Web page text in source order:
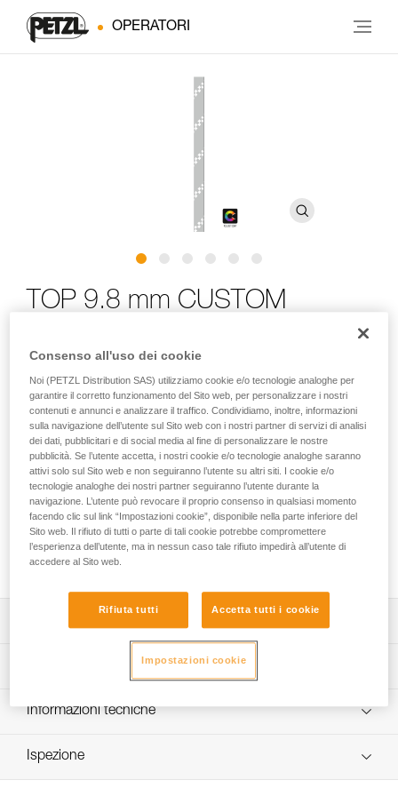
OPERATORI
TOP 9.8 mm CUSTOM
Corda semistatica con diametro da 9,8 mm per
La corda semistatica TOP 9.8 mm CUSTOM è progettata per
l’utilizzo permanente in moulinette. Garantisce un debole
allungamento per ridurre il rischio di caduta al suolo nei primi
metri e facilitare il recupero di corda in assicurazione. Il
diametro e la flessibilità consentono un’ottima prensilità nelle
fasi di formazione e semplificano l’utilizzo dei dispositivi di
assicurazione. È disponibile in tre colori. La lunghezza, le
terminazioni e i connettori sono personalizzabili per
rispondere esattamente alle esigenze della struttura. Questa
corda non è adatta all’arrampicata da primo.
Corda semistatica per l’arrampicata con corda dall’alto:
- progettata per essere utilizzata in maniera permanente in
- debole allungamento per ridurre il rischio di caduta al
assicurazione,
formazione,
Specifiche tecniche
Diametro: 9,8 mm
Certificazione(i): CE EN 1891 type A, UIAA
Resistenza alla rottura: 22 kN
Informazioni tecniche
Scarica il pdf technical-noticeTOP-9.8-custom-1
Ispezione
Consenso all'uso dei cookie
Noi (PETZL Distribution SAS) utilizziamo cookie e/o tecnologie analoghe per
garantire il corretto funzionamento del Sito web, per personalizzare i nostri
contenuti e annunci e analizzare il traffico. Condividiamo, inoltre, informazioni
sulla navigazione dell’utente sul Sito web con i nostri partner di servizi di analisi
dei dati, pubblicitari e di social media al fine di personalizzare le nostre
pubblicità. Se l’utente accetta, i nostri cookie e/o tecnologie analoghe saranno
attivi solo sul Sito web e non seguiranno l’utente su altri siti. I cookie e/o
tecnologie analoghe dei nostri partner seguiranno l’utente durante la
navigazione. L’utente può revocare il proprio consenso in qualsiasi momento
facendo clic sul link “Impostazioni cookie”, disponibile nella parte inferiore del
Sito web. Il rifiuto di tutti o parte di tali cookie potrebbe compromettere
l’esperienza dell’utente, ma in nessun caso tale rifiuto impedirà all’utente di
accedere al Sito web.
Rifiuta tutti Accetta tutti i cookie
Impostazioni cookie